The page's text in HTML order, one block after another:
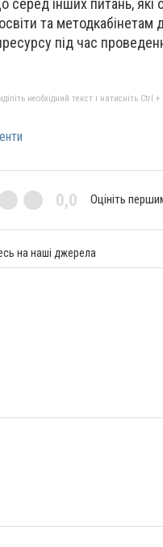
серед інших питань,
та
під час
необхідний текст і натисніть Ctrl
0,0 Оцініть
на наші джерела